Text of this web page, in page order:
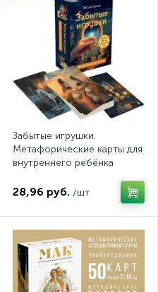
Забытые игрушки.
Метафорические карты для
внутреннего ребёнка
28,96 руб. /шт